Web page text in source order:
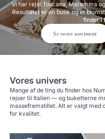
Vi har rejst Toscana, Maremma
Resultatet er en butik og et
finder i
Se vores sortiment
Vores univers
Mange af de ting du finder hos
rejser til Italien — og buketterne
massefremstillet. Alt er valgt med
for kvalitet.